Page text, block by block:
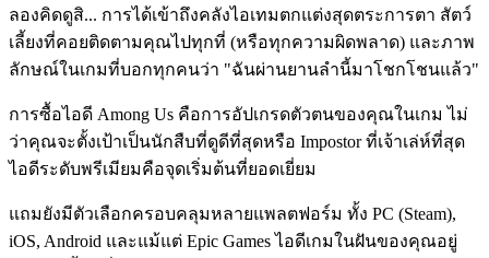
ลองคิดดูสิ... การได้เข้าถึงคลังไอเทมตกแต่งสุดตระการตา สัตว์
เลี้ยงที่คอยติดตามคุณไปทุกที่ (หรือทุกความผิดพลาด) และภาพ
ลักษณ์ในเกมที่บอกทุกคนว่า "ฉันผ่านยานลำนี้มาโชกโชนแล้ว"
การซื้อไอดี Among Us คือการอัปเกรดตัวตนของคุณในเกม ไม่
ว่าคุณจะตั้งเป้าเป็นนักสืบที่ดูดีที่สุดหรือ Impostor ที่เจ้าเล่ห์ที่สุด
ไอดีระดับพรีเมียมคือจุดเริ่มต้นที่ยอดเยี่ยม
แถมยังมีตัวเลือกครอบคลุมหลายแพลตฟอร์ม ทั้ง PC (Steam),
iOS, Android และแม้แต่ Epic Games ไอดีเกมในฝันของคุณอยู่